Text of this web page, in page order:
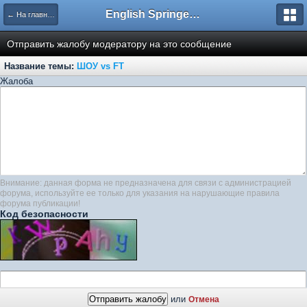
← На главную English Springer Spaniel Club
Отправить жалобу модератору на это сообщение
Название темы:
ШОУ vs FT
Жалоба
Внимание: данная форма не предназначена для связи с администрацией
форума, используйте ее только для указания на нарушающие правила
форума публикации!
Код безопасности
или Отмена